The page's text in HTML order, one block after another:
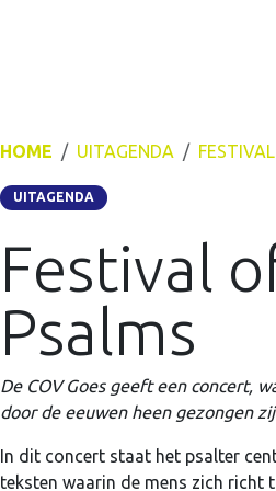
HOME UITAGENDA
UITAGENDA
Festival
Psalms
De COV Goes geeft een concert,
door de eeuwen heen gezongen
In dit concert staat het psalter
teksten waarin de mens zich richt